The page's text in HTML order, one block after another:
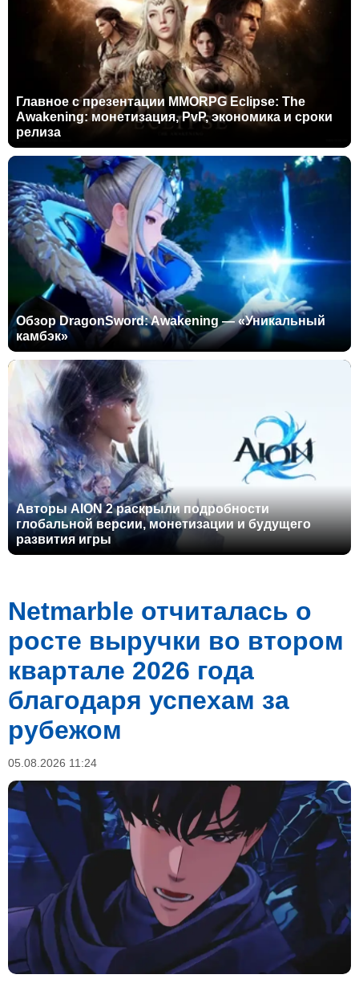
Главное с презентации MMORPG Eclipse: The
Awakening: монетизация, PvP, экономика и сроки
релиза
Обзор DragonSword: Awakening — «Уникальный
камбэк»
Авторы AION 2 раскрыли подробности
глобальной версии, монетизации и будущего
развития игры
Netmarble отчиталась о
росте выручки во втором
квартале 2026 года
благодаря успехам за
рубежом
05.08.2026 11:24